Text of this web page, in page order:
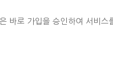
바로 가입을 승인하여 서비스